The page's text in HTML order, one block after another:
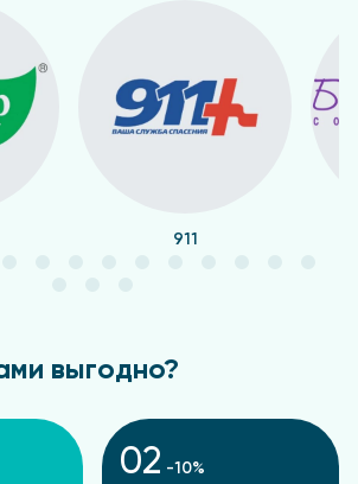
911
выгодно?
02 -10%